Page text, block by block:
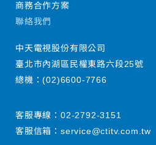
商務合作方案
聯絡我們
中天電視股份有限公司
臺北市內湖區民權東路六段25號
總機：(02)6600-7766
客服專線： 02-2792-3151
客服信箱： service@ctitv.com.tw